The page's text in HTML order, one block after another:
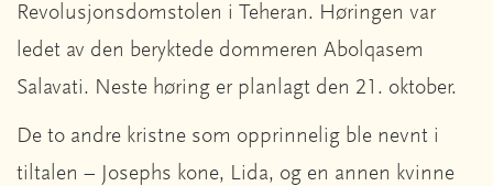
Revolusjonsdomstolen i Teheran. Høringen var
ledet av den beryktede dommeren Abolqasem
Salavati. Neste høring er planlagt den 21. oktober.
De to andre kristne som opprinnelig ble nevnt i
tiltalen – Josephs kone, Lida, og en annen kvinne